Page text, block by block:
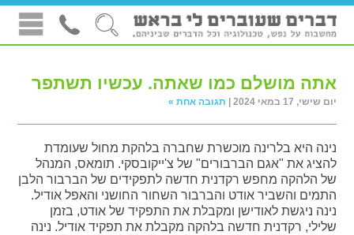
אתה מושלם כמו שאתה. עכשיו תשתפר
יום שישי, 17 במאי 2024 | תגובה אחת »
נינה היא בלרינה מוכשרת שחברה בלהקת מחול שעומדת
להציג את "אגם הברבורים" של צ'ייקובסקי. תומאס, המנהל
של הלהקה מחפש רקדנית חדשה לתפקידים של הברבור הלבן
התמים והשביר אודט והברבור השחור החושני והאפל אודיל.
נינה ניגשת לאודישן ומקבלת את התפקיד של אודט, בזמן
שלילי, רקדנית חדשה בלהקה מקבלת את תפקיד אודיל. נינה